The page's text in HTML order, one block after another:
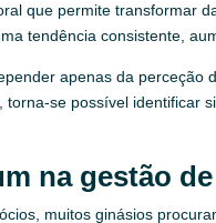
que permite transformar
tendência consistente,
apenas da
se possível identificar
na gestão
muitos ginásios